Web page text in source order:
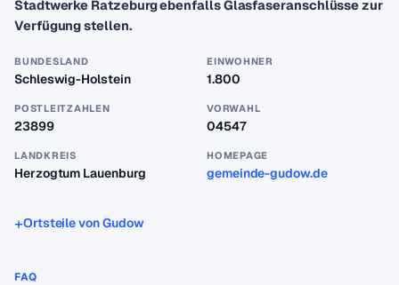
Stadtwerke Ratzeburg ebenfalls Glasfaseranschlüsse zur
Verfügung stellen.
BUNDESLAND
Schleswig-Holstein
EINWOHNER
1.800
POSTLEITZAHLEN
23899
VORWAHL
04547
LANDKREIS
Herzogtum Lauenburg
HOMEPAGE
gemeinde-gudow.de
Ortsteile von Gudow
FAQ